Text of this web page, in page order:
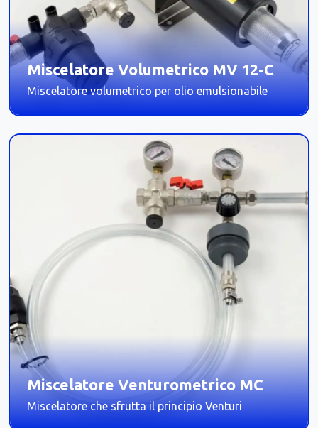
Miscelatore Volumetrico MV 12-C
Miscelatore volumetrico per olio emulsionabile
Miscelatore Venturometrico MC
Miscelatore che sfrutta il principio Venturi